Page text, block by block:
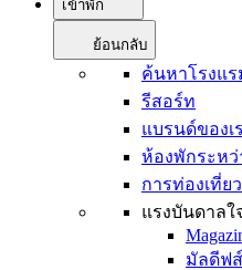
เข้าพัก
ย้อนกลับ
ค้นหาโรงแร
รีสอร์ท
แบรนด์ของเ
ห้องพักระหว่
การท่องเที่ย
แรงบันดาลใ
มัลดีฟส์